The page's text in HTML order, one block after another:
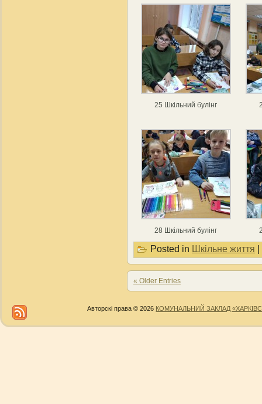
25 Шкільний булінг
28 Шкільний булінг
Posted in Шкільне життя |
« Older Entries
Авторскі права © 2026 КОМУНАЛЬНИЙ ЗАКЛАД